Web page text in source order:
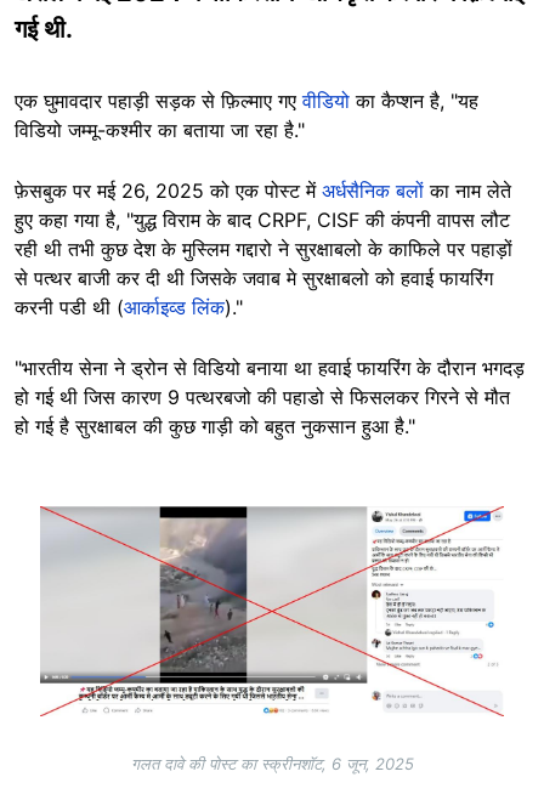
गई थी.
एक घुमावदार पहाड़ी सड़क से फ़िल्माए गएवीडियो का कैप्शन है, "यह
विडियो जम्मू-कश्मीर का बताया जा रहा है."
फ़ेसबुक पर मई 26, 2025 को एक पोस्ट में अर्धसैनिक बलोंका नाम लेते
हुए कहा गया है, "युद्ध विराम के बाद CRPF, CISF की कंपनी वापस लौट
रही थी तभी कुछ देश के मुस्लिम गद्दारो ने सुरक्षाबलो के काफिले पर पहाड़ों
से पत्थर बाजी कर दी थी जिसके जवाब मे सुरक्षाबलो को हवाई फायरिंग
करनी पडी थी (आर्काइव्ड लिंक)."
"भारतीय सेना ने ड्रोन से विडियो बनाया था हवाई फायरिंग के दौरान भगदड़
हो गई थी जिस कारण 9 पत्थरबजो की पहाडो से फिसलकर गिरने से मौत
हो गई है सुरक्षाबल की कुछ गाड़ी को बहुत नुकसान हुआ है."
Image
गलत दावे की पोस्ट का स्क्रीनशॉट, 6 जून, 2025